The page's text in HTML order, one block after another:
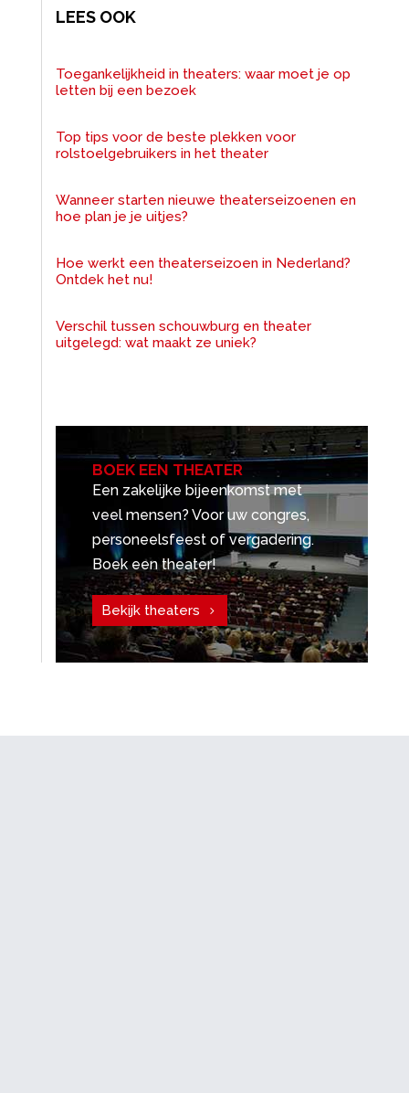
LEES OOK
Toegankelijkheid in theaters: waar moet je op
letten bij een bezoek
Top tips voor de beste plekken voor
rolstoelgebruikers in het theater
Wanneer starten nieuwe theaterseizoenen en
hoe plan je je uitjes?
Hoe werkt een theaterseizoen in Nederland?
Ontdek het nu!
Verschil tussen schouwburg en theater
uitgelegd: wat maakt ze uniek?
BOEK EEN THEATER
Een zakelijke bijeenkomst met
veel mensen? Voor uw congres,
personeelsfeest of vergadering.
Boek een theater!
Bekijk theaters